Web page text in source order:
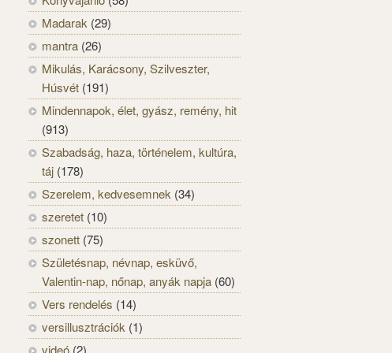
Madarak (29)
mantra (26)
Mikulás, Karácsony, Szilveszter,
Húsvét (191)
Mindennapok, élet, gyász, remény, hit
(913)
Szabadság, haza, történelem, kultúra,
táj (178)
Szerelem, kedvesemnek (34)
szeretet (10)
szonett (75)
Születésnap, névnap, esküvő,
Valentin-nap, nőnap, anyák napja (60)
Vers rendelés (14)
versillusztrációk (1)
videó (2)